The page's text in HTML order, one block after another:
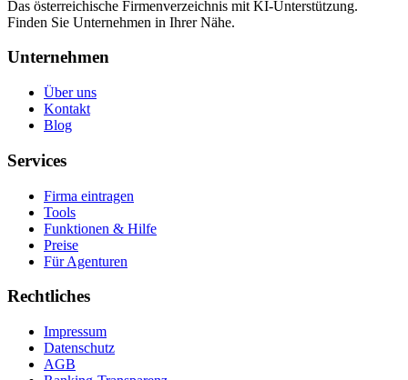
Das österreichische Firmenverzeichnis mit KI-Unterstützung.
Finden Sie Unternehmen in Ihrer Nähe.
Unternehmen
Über uns
Kontakt
Blog
Services
Firma eintragen
Tools
Funktionen & Hilfe
Preise
Für Agenturen
Rechtliches
Impressum
Datenschutz
AGB